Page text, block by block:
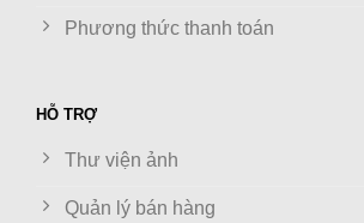
Phương thức thanh toán
HỖ TRỢ
Thư viện ảnh
Quản lý bán hàng